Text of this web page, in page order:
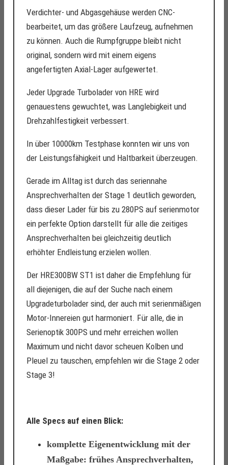
Verdichter- und Abgasgehäuse werden CNC-
bearbeitet, um das größere Laufzeug, aufnehmen
zu können. Auch die Rumpfgruppe bleibt nicht
original, sondern wird mit einem eigens
angefertigten Axial-Lager aufgewertet.
Jeder Upgrade Turbolader von HRE wird
genauestens gewuchtet, was Langlebigkeit und
Drehzahlfestigkeit verbessert.
In über 10000km Testphase konnten wir uns von
der Leistungsfähigkeit und Haltbarkeit überzeugen.
Gerade im Alltag ist durch das seriennahe
Ansprechverhalten der Stage 1 deutlich geworden,
dass dieser Lader für bis zu 280PS auf serienmotor
ein perfekte Option darstellt für alle die zeitiges
Ansprechverhalten bei gleichzeitig deutlich
erhöhter Endleistung erzielen wollen.
Der HRE300BW ST1 ist daher die Empfehlung für
all diejenigen, die auf der Suche nach einem
Upgradeturbolader sind, der auch mit serienmäßigen
Motor-Innereien gut harmoniert. Für alle, die in
Serienoptik 300PS und mehr erreichen wollen
Maximum und nicht davor scheuen Kolben und
Pleuel zu tauschen, empfehlen wir die Stage 2 oder
Stage 3!
Alle Specs auf einen Blick:
komplette Eigenentwicklung mit der
Maßgabe: frühes Ansprechverhalten,